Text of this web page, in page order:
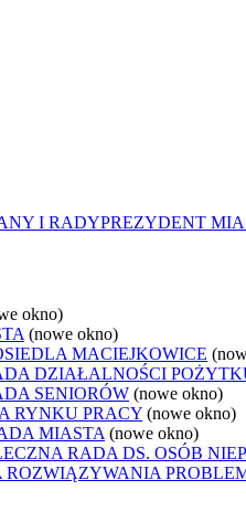
I RADYPREZYDENT
okno)
(nowe okno)
MACIEJKOWICE
DZIAŁALNOŚCI
SENIORÓW (nowe okno)
RYNKU PRACY (nowe okno)
MIASTA (nowe okno)
RADA DS. OSÓB
ROZWIĄZYWANIA